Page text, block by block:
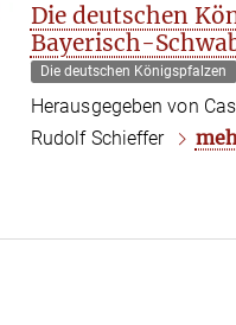
Die deutschen
Bayerisch-
Die deutschen Königspfalzen
Herausgegeben von
Rudolf Schieffer